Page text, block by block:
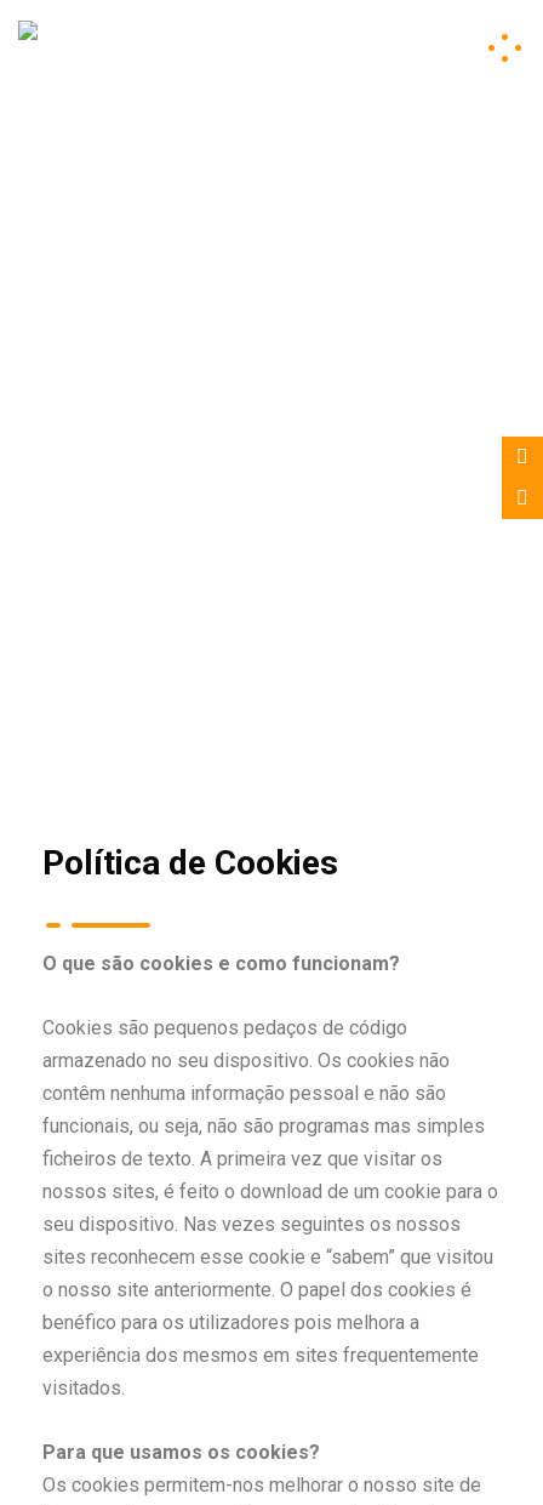
Política de Cookies
O que são cookies e como funcionam?
Cookies são pequenos pedaços de código
armazenado no seu dispositivo. Os cookies não
contêm nenhuma informação pessoal e não são
funcionais, ou seja, não são programas mas simples
ficheiros de texto. A primeira vez que visitar os
nossos sites, é feito o download de um cookie para o
seu dispositivo. Nas vezes seguintes os nossos
sites reconhecem esse cookie e “sabem” que visitou
o nosso site anteriormente. O papel dos cookies é
benéfico para os utilizadores pois melhora a
experiência dos mesmos em sites frequentemente
visitados.
Para que usamos os cookies?
Os cookies permitem-nos melhorar o nosso site de